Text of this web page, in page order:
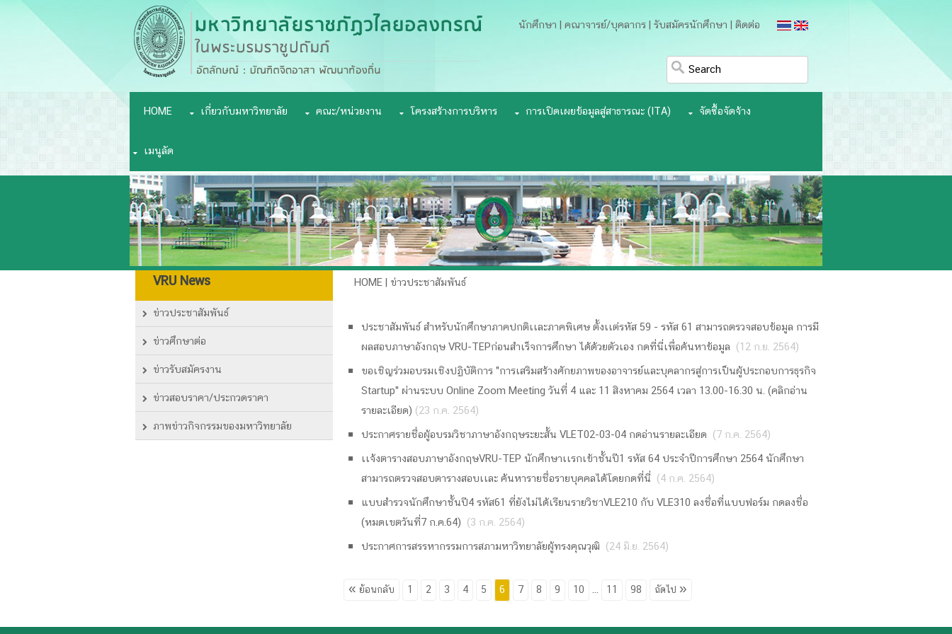
นักศึกษา|คณาจารย์/บุคลากร|รับสมัครนักศึกษา|ติดต่อ
HOME เกี่ยวกับมหาวิทยาลัย คณะ/หน่วยงาน โครงสร้างการบริหาร การเปิดเผยข้อมูลสู่สาธารณะ (ITA) จัดซื้อจัดจ้าง
เมนูลัด
VRU News
ข่าวประชาสัมพันธ์
ข่าวศึกษาต่อ
ข่าวรับสมัครงาน
ข่าวสอบราคา/ประกวดราคา
ภาพข่าวกิจกรรมของมหาวิทยาลัย
HOME | ข่าวประชาสัมพันธ์
ประชาสัมพันธ์ สำหรับนักศึกษาภาคปกติเเละภาคพิเศษ ตั้งเเต่รหัส 59 - รหัส 61 สามารถตรวจสอบข้อมูล การมี
ผลสอบภาษาอังกฤษ VRU-TEPก่อนสำเร็จการศึกษา ได้ด้วยตัวเอง กดที่นี่เพื่อค้นหาข้อมูล (12 ก.ย. 2564)
ขอเชิญร่วมอบรมเชิงปฏิบัติการ "การเสริมสร้างศักยภาพของอาจารย์และบุคลากรสู่การเป็นผู้ประกอบการธุรกิจ
Startup" ผ่านระบบ Online Zoom Meeting วันที่ 4 และ 11 สิงหาคม 2564 เวลา 13.00-16.30 น. (คลิกอ่าน
รายละเอียด) (23 ก.ค. 2564)
ประกาศรายชื่อผู้อบรมวิชาภาษาอังกฤษระยะสั้น VLET02-03-04 กดอ่านรายละเอียด (7 ก.ค. 2564)
เเจ้งตารางสอบภาษาอังกฤษVRU-TEP นักศึกษาเเรกเข้าชั้นปี1 รหัส 64 ประจำปีการศึกษา 2564 นักศึกษา
สามารถตรวจสอบตารางสอบเเละ ค้นหารายชื่อรายบุคคลได้โดยกดที่นี่ (4 ก.ค. 2564)
แบบสำรวจนักศึกษาชั้นปี4 รหัส61 ที่ยังไม่ได้เรียนรายวิชาVLE210 กับ VLE310 ลงชื่อที่แบบฟอร์ม กดลงชื่อ
(หมดเขตวันที่7 ก.ค.64) (3 ก.ค. 2564)
ประกาศการสรรหากรรมการสภามหาวิทยาลัยผู้ทรงคุณวุฒิ (24 มิ.ย. 2564)
« ย้อนกลับ 1 2 3 4 5 6 7 8 9 10 ... 11 98 ถัดไป »